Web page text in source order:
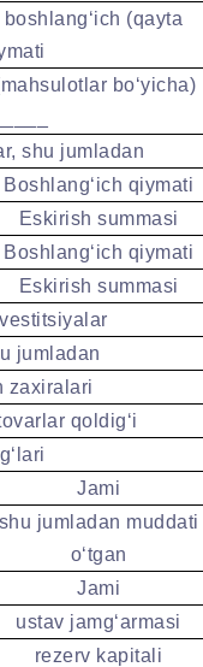
(qayta
boʻyicha)
shu jumladan
Boshlangʻich qiymati
Eskirish summasi
Boshlangʻich qiymati
Eskirish summasi
jumladan
zaxiralari
qoldigʻi
Jami
shu jumladan muddati
oʻtgan
Jami
ustav jamgʻarmasi
rezerv kapitali